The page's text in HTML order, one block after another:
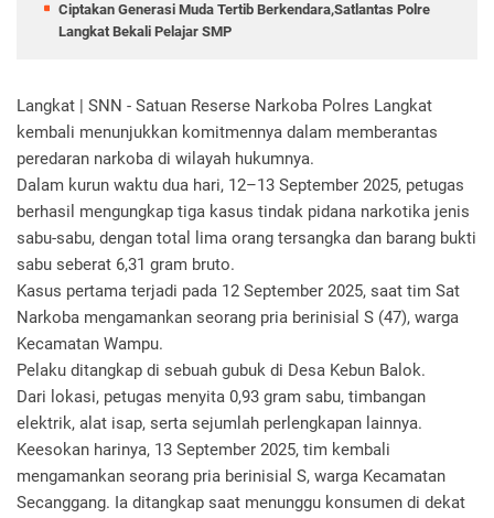
Ciptakan Generasi Muda Tertib Berkendara,Satlantas Polre
Langkat Bekali Pelajar SMP
Langkat | SNN - Satuan Reserse Narkoba Polres Langkat
kembali menunjukkan komitmennya dalam memberantas
peredaran narkoba di wilayah hukumnya.
Dalam kurun waktu dua hari, 12–13 September 2025, petugas
berhasil mengungkap tiga kasus tindak pidana narkotika jenis
sabu-sabu, dengan total lima orang tersangka dan barang bukti
sabu seberat 6,31 gram bruto.
Kasus pertama terjadi pada 12 September 2025, saat tim Sat
Narkoba mengamankan seorang pria berinisial S (47), warga
Kecamatan Wampu.
Pelaku ditangkap di sebuah gubuk di Desa Kebun Balok.
Dari lokasi, petugas menyita 0,93 gram sabu, timbangan
elektrik, alat isap, serta sejumlah perlengkapan lainnya.
Keesokan harinya, 13 September 2025, tim kembali
mengamankan seorang pria berinisial S, warga Kecamatan
Secanggang. Ia ditangkap saat menunggu konsumen di dekat